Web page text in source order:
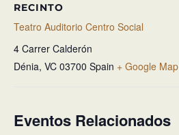
RECINTO
Teatro Auditorio Centro Social
4 Carrer Calderón
Dénia, VC 03700 Spain + Google Map
Eventos Relacionados